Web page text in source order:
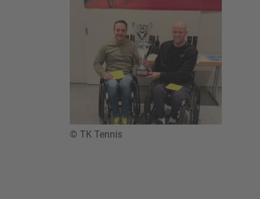
© TK Tennis